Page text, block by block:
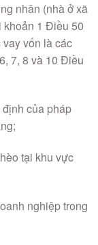
nhân (nhà ở xã
khoản 1 Điều 50
vốn là các
7, 8 và 10 Điều
của pháp
tại khu vực
nghiệp trong